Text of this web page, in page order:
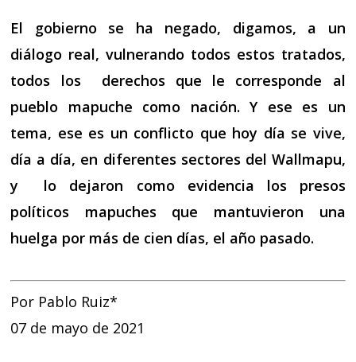
El gobierno se ha negado, digamos, a un
diálogo real, vulnerando todos estos tratados,
todos los derechos que le corresponde al
pueblo mapuche como nación. Y ese es un
tema, ese es un conflicto que hoy día se vive,
día a día, en diferentes sectores del Wallmapu,
y lo dejaron como evidencia los presos
políticos mapuches que mantuvieron una
huelga por más de cien días, el año pasado.
Por Pablo Ruiz*
07 de mayo de 2021